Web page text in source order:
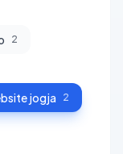
2
jogja 2